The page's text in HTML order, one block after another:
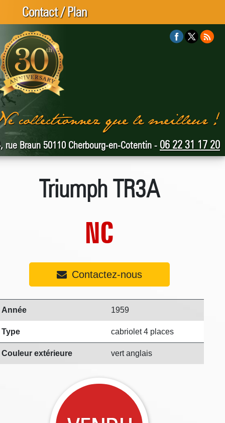
Contact / Plan
rue Braun 50110 Cherbourg-en-Cotentin - 06 22 31 17 20
Triumph TR3A
NC
Contactez-nous
Année 1959
Type cabriolet 4 places
Couleur extérieure vert anglais